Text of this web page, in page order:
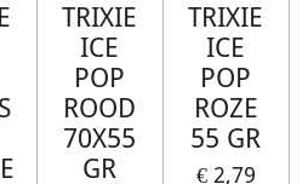
TRIXIE
ICE
POP
ROOD
70X55
GR
TRIXIE
ICE
POP
ROZE
55 GR
€ 2,79